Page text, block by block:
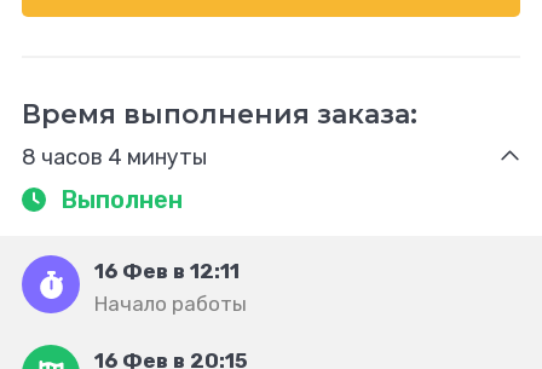
Время выполнения заказа:
8 часов 4 минуты
Выполнен
16 Фев в 12:11
Начало работы
16 Фев в 20:15